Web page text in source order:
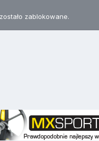
zablokowane.